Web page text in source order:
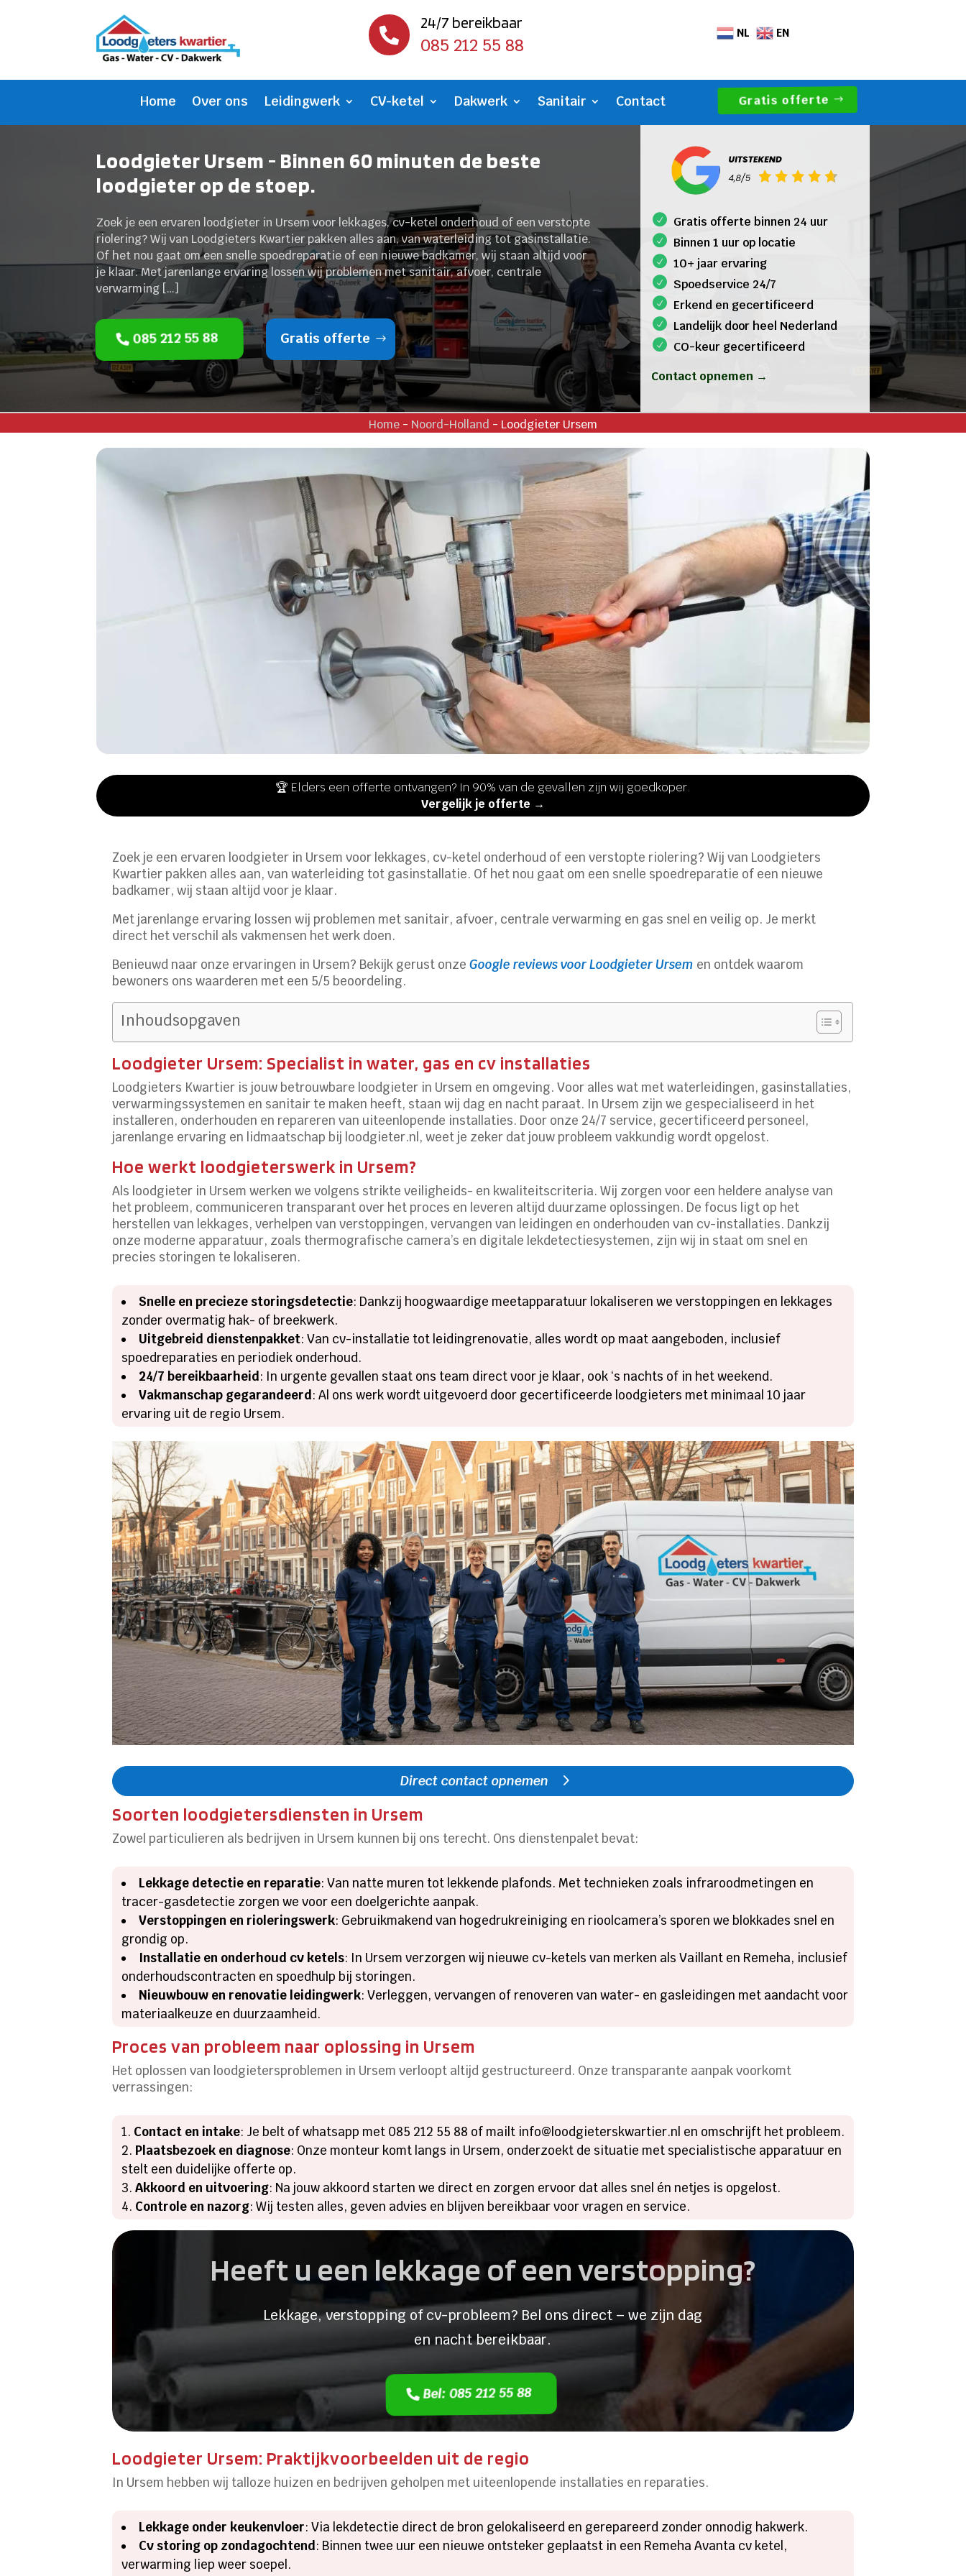

24/7 bereikbaar
085 212 55 88
NL EN
Home Over ons Leidingwerk CV-ketel Dakwerk Sanitair Contact Gratis offerte
Loodgieter Ursem - Binnen 60 minuten de beste
loodgieter op de stoep.
Zoek je een ervaren loodgieter in Ursem voor lekkages, cv-ketel onderhoud of een verstopte
riolering? Wij van Loodgieters Kwartier pakken alles aan, van waterleiding tot gasinstallatie.
Of het nou gaat om een snelle spoedreparatie of een nieuwe badkamer, wij staan altijd voor
je klaar. Met jarenlange ervaring lossen wij problemen met sanitair, afvoer, centrale
verwarming […]
085 212 55 88 Gratis offerte
Gratis offerte binnen 24 uur
Binnen 1 uur op locatie
10+ jaar ervaring
Spoedservice 24/7
Erkend en gecertificeerd
Landelijk door heel Nederland
CO-keur gecertificeerd
Contact opnemen →
Home - Noord-Holland - Loodgieter Ursem
🏆 Elders een offerte ontvangen? In 90% van de gevallen zijn wij goedkoper.
Vergelijk je offerte →
Zoek je een ervaren loodgieter in Ursem voor lekkages, cv-ketel onderhoud of een verstopte riolering? Wij van Loodgieters
Kwartier pakken alles aan, van waterleiding tot gasinstallatie. Of het nou gaat om een snelle spoedreparatie of een nieuwe
badkamer, wij staan altijd voor je klaar.
Met jarenlange ervaring lossen wij problemen met sanitair, afvoer, centrale verwarming en gas snel en veilig op. Je merkt
direct het verschil als vakmensen het werk doen.
Benieuwd naar onze ervaringen in Ursem? Bekijk gerust onzeGoogle reviews voor Loodgieter Ursem en ontdek waarom
bewoners ons waarderen met een 5/5 beoordeling.
Inhoudsopgaven
Loodgieter Ursem: Specialist in water, gas en cv installaties
Loodgieters Kwartier is jouw betrouwbare loodgieter in Ursem en omgeving. Voor alles wat met waterleidingen, gasinstallaties,
verwarmingssystemen en sanitair te maken heeft, staan wij dag en nacht paraat. In Ursem zijn we gespecialiseerd in het
installeren, onderhouden en repareren van uiteenlopende installaties. Door onze 24/7 service, gecertificeerd personeel,
jarenlange ervaring en lidmaatschap bij loodgieter.nl, weet je zeker dat jouw probleem vakkundig wordt opgelost.
Hoe werkt loodgieterswerk in Ursem?
Als loodgieter in Ursem werken we volgens strikte veiligheids- en kwaliteitscriteria. Wij zorgen voor een heldere analyse van
het probleem, communiceren transparant over het proces en leveren altijd duurzame oplossingen. De focus ligt op het
herstellen van lekkages, verhelpen van verstoppingen, vervangen van leidingen en onderhouden van cv-installaties. Dankzij
onze moderne apparatuur, zoals thermografische camera’s en digitale lekdetectiesystemen, zijn wij in staat om snel en
precies storingen te lokaliseren.
Snelle en precieze storingsdetectie: Dankzij hoogwaardige meetapparatuur lokaliseren we verstoppingen en lekkages
zonder overmatig hak- of breekwerk.
Uitgebreid dienstenpakket: Van cv-installatie tot leidingrenovatie, alles wordt op maat aangeboden, inclusief
spoedreparaties en periodiek onderhoud.
24/7 bereikbaarheid: In urgente gevallen staat ons team direct voor je klaar, ook ‘s nachts of in het weekend.
Vakmanschap gegarandeerd: Al ons werk wordt uitgevoerd door gecertificeerde loodgieters met minimaal 10 jaar
ervaring uit de regio Ursem.
Direct contact opnemen
Soorten loodgietersdiensten in Ursem
Zowel particulieren als bedrijven in Ursem kunnen bij ons terecht. Ons dienstenpalet bevat:
Lekkage detectie en reparatie: Van natte muren tot lekkende plafonds. Met technieken zoals infraroodmetingen en
tracer-gasdetectie zorgen we voor een doelgerichte aanpak.
Verstoppingen en rioleringswerk: Gebruikmakend van hogedrukreiniging en rioolcamera’s sporen we blokkades snel en
grondig op.
Installatie en onderhoud cv ketels: In Ursem verzorgen wij nieuwe cv-ketels van merken als Vaillant en Remeha, inclusief
onderhoudscontracten en spoedhulp bij storingen.
Nieuwbouw en renovatie leidingwerk: Verleggen, vervangen of renoveren van water- en gasleidingen met aandacht voor
materiaalkeuze en duurzaamheid.
Proces van probleem naar oplossing in Ursem
Het oplossen van loodgietersproblemen in Ursem verloopt altijd gestructureerd. Onze transparante aanpak voorkomt
verrassingen:
Contact en intake: Je belt of whatsapp met 085 212 55 88 of mailt info@loodgieterskwartier.nl en omschrijft het probleem.
Plaatsbezoek en diagnose: Onze monteur komt langs in Ursem, onderzoekt de situatie met specialistische apparatuur en
stelt een duidelijke offerte op.
Akkoord en uitvoering: Na jouw akkoord starten we direct en zorgen ervoor dat alles snel én netjes is opgelost.
Controle en nazorg: Wij testen alles, geven advies en blijven bereikbaar voor vragen en service.
Heeft u een lekkage of een verstopping?
Lekkage, verstopping of cv-probleem? Bel ons direct – we zijn dag
en nacht bereikbaar.
Bel: 085 212 55 88
Loodgieter Ursem: Praktijkvoorbeelden uit de regio
In Ursem hebben wij talloze huizen en bedrijven geholpen met uiteenlopende installaties en reparaties.
Lekkage onder keukenvloer: Via lekdetectie direct de bron gelokaliseerd en gerepareerd zonder onnodig hakwerk.
Cv storing op zondagochtend: Binnen twee uur een nieuwe ontsteker geplaatst in een Remeha Avanta cv ketel,
verwarming liep weer soepel.